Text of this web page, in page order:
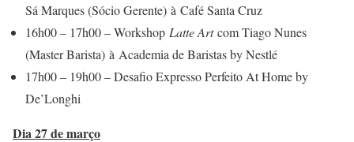
Sá Marques (Sócio Gerente) à Café Santa Cruz
16h00 – 17h00 – Workshop Latte Artcom Tiago Nunes
(Master Barista) à Academia de Baristas by Nestlé
17h00 – 19h00 – Desafio Expresso Perfeito At Home by
De’Longhi
Dia 27 de março